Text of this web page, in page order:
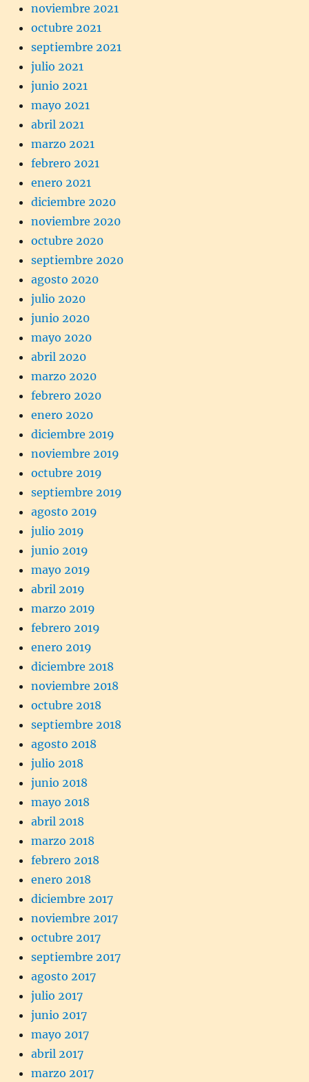
noviembre 2021
octubre 2021
septiembre 2021
julio 2021
junio 2021
mayo 2021
abril 2021
marzo 2021
febrero 2021
enero 2021
diciembre 2020
noviembre 2020
octubre 2020
septiembre 2020
agosto 2020
julio 2020
junio 2020
mayo 2020
abril 2020
marzo 2020
febrero 2020
enero 2020
diciembre 2019
noviembre 2019
octubre 2019
septiembre 2019
agosto 2019
julio 2019
junio 2019
mayo 2019
abril 2019
marzo 2019
febrero 2019
enero 2019
diciembre 2018
noviembre 2018
octubre 2018
septiembre 2018
agosto 2018
julio 2018
junio 2018
mayo 2018
abril 2018
marzo 2018
febrero 2018
enero 2018
diciembre 2017
noviembre 2017
octubre 2017
septiembre 2017
agosto 2017
julio 2017
junio 2017
mayo 2017
abril 2017
marzo 2017